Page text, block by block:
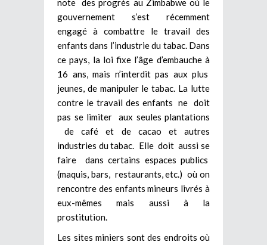
gouvernement s’est récemment
engagé à combattre le travail des
enfants dans l’industrie du tabac. Dans
ce pays, la loi fixe l’âge d’embauche à
16 ans, mais n’interdit pas aux plus
jeunes, de manipuler le tabac. La lutte
contre le travail des enfants ne doit
pas se limiter aux seules plantations
de café et de cacao et autres
industries du tabac. Elle doit aussi se
faire dans certains espaces publics
(maquis, bars, restaurants, etc.) où on
rencontre des enfants mineurs livrés à
eux-mêmes mais aussi à la
prostitution.
Les sites miniers sont des endroits où